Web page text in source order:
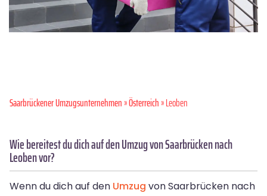
Saarbrückener Umzugsunternehmen»Österreich» Leoben
Wie bereitest du dich auf den Umzug von Saarbrücken nach
Leoben vor?
Wenn du dich auf den Umzug von Saarbrücken nach